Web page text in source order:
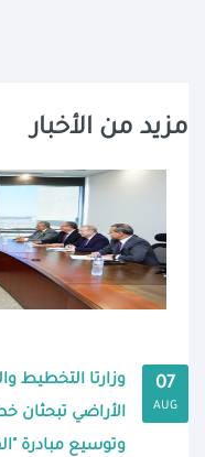
مزيد من الأخبار
07
AUG
وزارتا التخطيط
وتوسيع مبادرة